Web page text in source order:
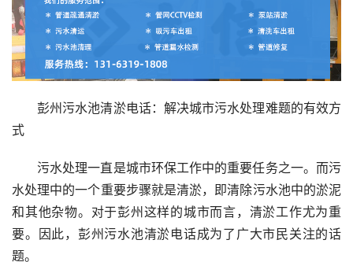
彭州污水池清淤电话：解决城市污水处理难题的有效方
式
污水处理一直是城市环保工作中的重要任务之一。而污
水处理中的一个重要步骤就是清淤，即清除污水池中的淤泥
和其他杂物。对于彭州这样的城市而言，清淤工作尤为重
要。因此，彭州污水池清淤电话成为了广大市民关注的话
题。